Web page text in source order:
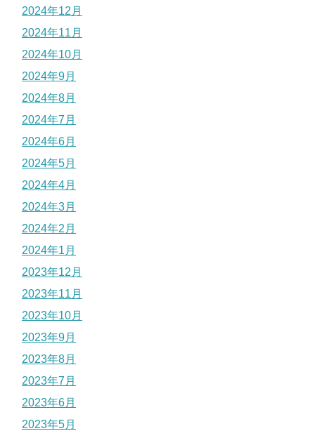
2024年12月
2024年11月
2024年10月
2024年9月
2024年8月
2024年7月
2024年6月
2024年5月
2024年4月
2024年3月
2024年2月
2024年1月
2023年12月
2023年11月
2023年10月
2023年9月
2023年8月
2023年7月
2023年6月
2023年5月